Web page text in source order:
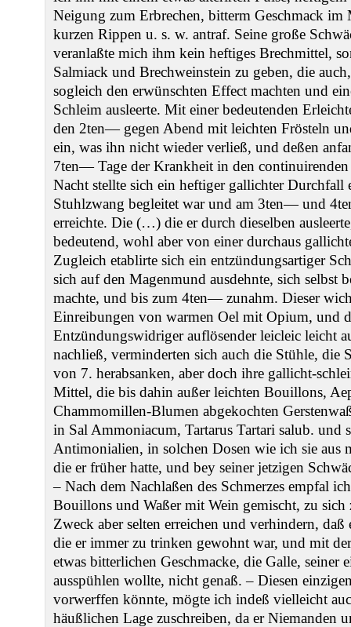
Neigung zum Erbrechen, bitterm Geschmack im
kurzen Rippen u. s. w. antraf. Seine große
veranlaßte mich ihm kein heftiges Brechmittel,
Salmiack und Brechweinstein zu geben, die
sogleich den erwünschten Effect machten und
Schleim ausleerte. Mit einer bedeutenden
den 2ten— gegen Abend mit leichten Frösteln
ein, was ihn nicht wieder verließ, und deßen
7ten— Tage der Krankheit in den
Nacht stellte sich ein heftiger gallichter Durchfall
Stuhlzwang begleitet war und am 3ten— und
erreichte. Die (…) die er durch dieselben
bedeutend, wohl aber von einer durchaus
Zugleich etablirte sich ein entzündungsartiger
sich auf den Magenmund ausdehnte, sich selbst
machte, und bis zum 4ten— zunahm. Dieser
Einreibungen von warmen Oel mit Opium, und
Entzündungswidriger auflösender leicleic leicht
nachließ, verminderten sich auch die Stühle, die
von 7. herabsanken, aber doch ihre gallicht-
Mittel, die bis dahin außer leichten Bouillons,
Chammomillen-Blumen abgekochten
in Sal Ammoniacum, Tartarus Tartari salub. und
Antimonialien, in solchen Dosen wie ich sie aus
die er früher hatte, und bey seiner jetzigen
– Nach dem Nachlaßen des Schmerzes empfal
Bouillons und Waßer mit Wein gemischt, zu sich
Zweck aber selten erreichen und verhindern, daß
die er immer zu trinken gewohnt war, und mit
etwas bitterlichen Geschmacke, die Galle, seiner
ausspühlen wollte, nicht genaß. – Diesen
vorwerffen könnte, mögte ich indeß vielleicht
häußlichen Lage zuschreiben, da er Niemanden